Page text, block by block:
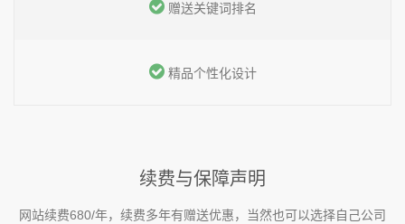
赠送关键词排名
精品个性化设计
续费与保障声明
网站续费680/年，续费多年有赠送优惠，当然也可以选择自己公司